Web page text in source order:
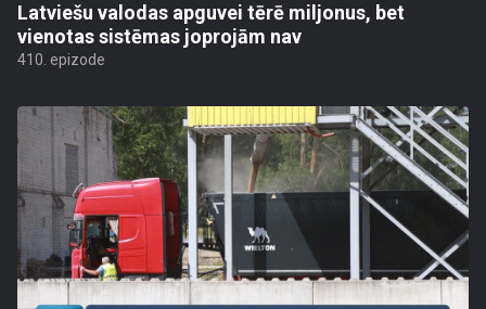
Latviešu valodas apguvei tērē miljonus, bet
vienotas sistēmas joprojām nav
410. epizode